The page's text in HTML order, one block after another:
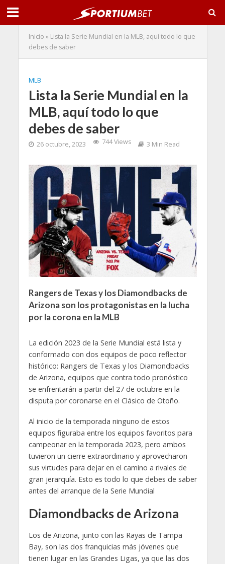
Inicio » Lista la Serie Mundial en la MLB, aquí todo lo que
debes de saber
MLB
Lista la Serie Mundial en la
MLB, aquí todo lo que
debes de saber
26 octubre, 2023 744 Views 3 Min Read
Rangers de Texas y los Diamondbacks de
Arizona son los protagonistas en la lucha
por la corona en la MLB
La edición 2023 de la Serie Mundial está lista y
conformado con dos equipos de poco reflector
histórico: Rangers de Texas y los Diamondbacks
de Arizona, equipos que contra todo pronóstico
se enfrentarán a partir del 27 de octubre en la
disputa por coronarse en el Clásico de Otoño.
Al inicio de la temporada ninguno de estos
equipos figuraba entre los equipos favoritos para
campeonar en la temporada 2023, pero ambos
tuvieron un cierre extraordinario y aprovecharon
sus virtudes para dejar en el camino a rivales de
gran jerarquía. Esto es todo lo que debes de saber
antes del arranque de la Serie Mundial
Diamondbacks de Arizona
Los de Arizona, junto con las Rayas de Tampa
Bay, son las dos franquicias más jóvenes que
tienen lugar en las Grandes Ligas, ya que las dos